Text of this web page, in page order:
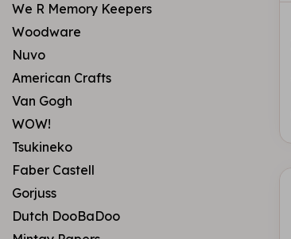
We R Memory Keepers
Woodware
Nuvo
American Crafts
Van Gogh
WOW!
Tsukineko
Faber Castell
Gorjuss
Dutch DooBaDoo